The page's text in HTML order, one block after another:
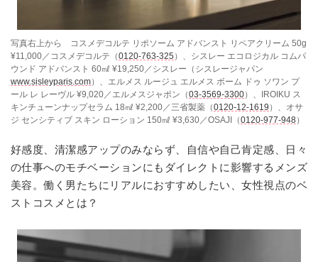
写真右上から コスメデコルテ リポソーム アドバンスト リペアクリーム 50g
¥11,000／コスメデコルテ（0120-763-325 ）、シスレー エコロジカル コムパ
ウンド アドバンスト 60㎖ ¥19,250／シスレー（シスレージャパン
www.sisleyparis.com）、エルメス ルージュ エルメス ボーム ドゥ ソワン プ
ール レ レーヴル ¥9,020／エルメスジャポン（03-3569-3300）、IROIKU ス
キンチューンナップセラム 18㎖ ¥2,200／三省製薬（0120-12-1619 ）、オサ
ジ センシティブ スキン ローション 150㎖ ¥3,630／OSAJI（0120-977-948）
好感度、清潔感アップのみならず、自信や自己肯定感、日々
の仕事へのモチベーションにもダイレクトに影響するメンズ
美容。働く男たちにリアルにおすすめしたい、女性視点のベ
ストコスメとは？